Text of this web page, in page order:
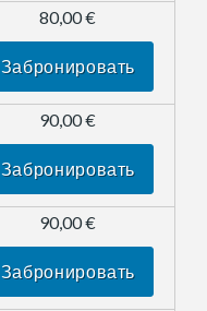
80,00 €
Забронировать
90,00 €
Забронировать
90,00 €
Забронировать